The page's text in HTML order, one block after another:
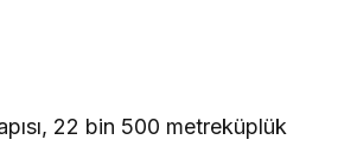
22 bin 500 metreküplük